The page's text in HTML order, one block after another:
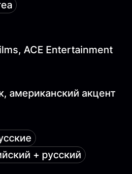
ACE Entertainment
американский акцент
+ русский